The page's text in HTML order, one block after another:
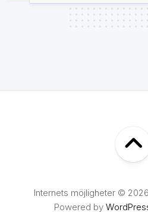
Internets möjligheter ©
Powered by